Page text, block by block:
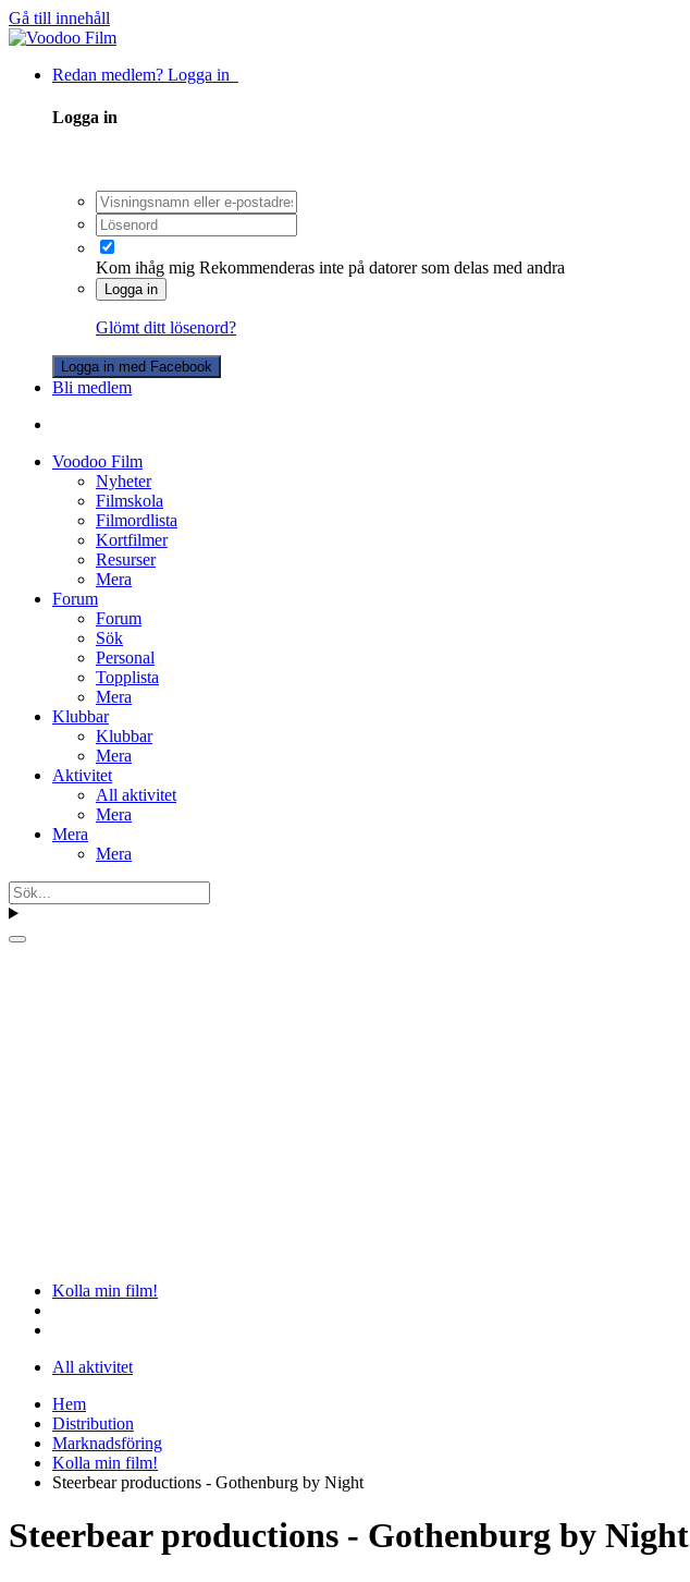
Gå till innehåll
Redan medlem? Logga in
Logga in
Kom ihåg mig Rekommenderas inte på datorer som delas med andra
Logga in
Glömt ditt lösenord?
Logga in med Facebook
Bli medlem
Voodoo Film
Nyheter
Filmskola
Filmordlista
Kortfilmer
Resurser
Mera
Forum
Forum
Sök
Personal
Topplista
Mera
Klubbar
Klubbar
Mera
Aktivitet
All aktivitet
Mera
Mera
Mera
Kolla min film!
All aktivitet
Hem
Distribution
Marknadsföring
Kolla min film!
Steerbear productions - Gothenburg by Night
Steerbear productions - Gothenburg by Night